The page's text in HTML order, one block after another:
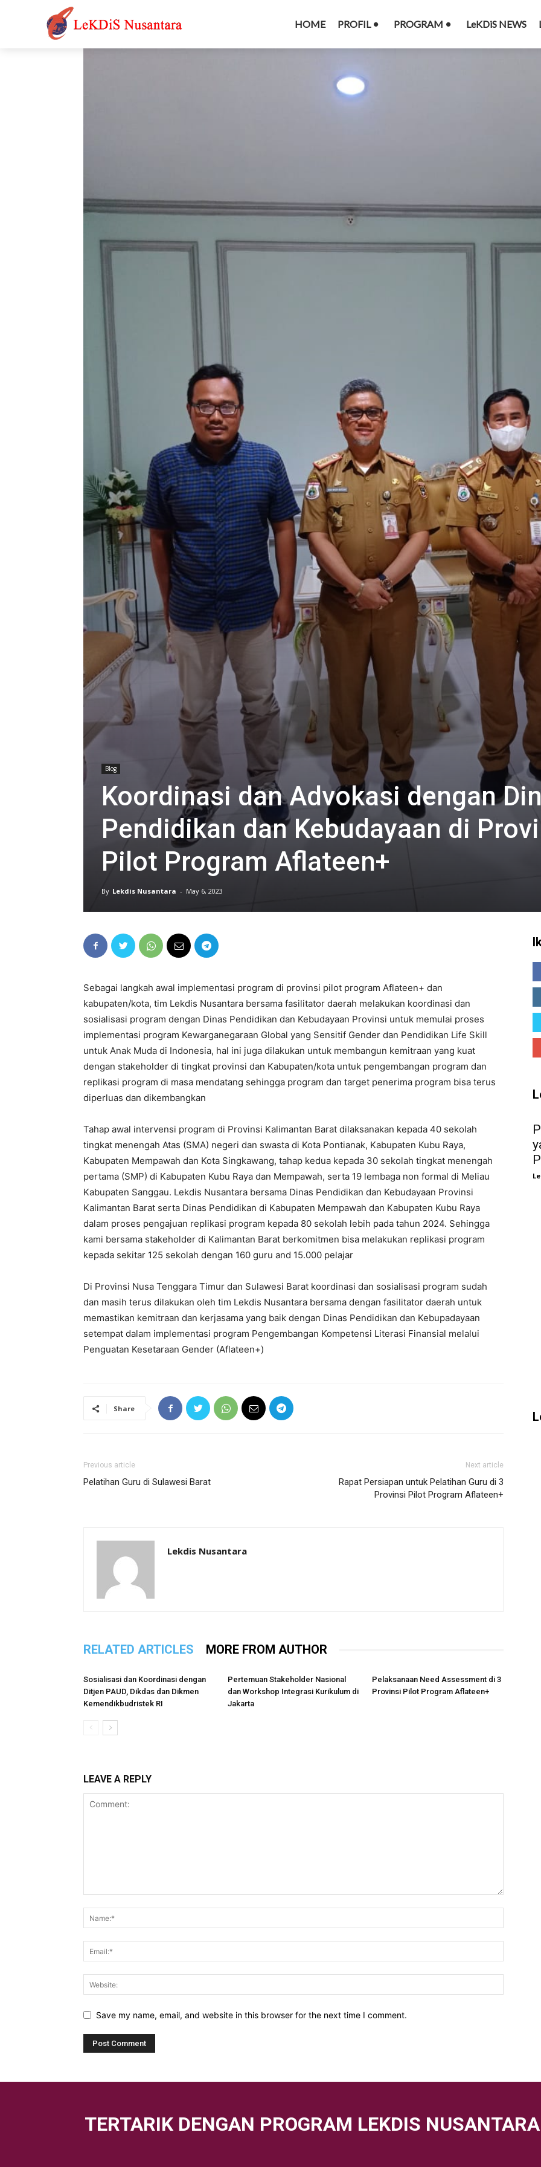
HOME PROFIL PROGRAM LeKDiS NEWS
Blog
Koordinasi dan Advokasi dengan
Pendidikan dan Kebudayaan di
Pilot Program Aflateen+
By Lekdis Nusantara - May 6, 2023
Sebagai langkah awal implementasi program di provinsi pilot program Aflateen+ dan
kabupaten/kota, tim Lekdis Nusantara bersama fasilitator daerah melakukan koordinasi dan
sosialisasi program dengan Dinas Pendidikan dan Kebudayaan Provinsi untuk memulai proses
implementasi program Kewarganegaraan Global yang Sensitif Gender dan Pendidikan Life Skill
untuk Anak Muda di Indonesia, hal ini juga dilakukan untuk membangun kemitraan yang kuat
dengan stakeholder di tingkat provinsi dan Kabupaten/kota untuk pengembangan program dan
replikasi program di masa mendatang sehingga program dan target penerima program bisa terus
diperluas dan dikembangkan
Tahap awal intervensi program di Provinsi Kalimantan Barat dilaksanakan kepada 40 sekolah
tingkat menengah Atas (SMA) negeri dan swasta di Kota Pontianak, Kabupaten Kubu Raya,
Kabupaten Mempawah dan Kota Singkawang, tahap kedua kepada 30 sekolah tingkat menengah
pertama (SMP) di Kabupaten Kubu Raya dan Mempawah, serta 19 lembaga non formal di Meliau
Kabupaten Sanggau. Lekdis Nusantara bersama Dinas Pendidikan dan Kebudayaan Provinsi
Kalimantan Barat serta Dinas Pendidikan di Kabupaten Mempawah dan Kabupaten Kubu Raya
dalam proses pengajuan replikasi program kepada 80 sekolah lebih pada tahun 2024. Sehingga
kami bersama stakeholder di Kalimantan Barat berkomitmen bisa melakukan replikasi program
kepada sekitar 125 sekolah dengan 160 guru and 15.000 pelajar
Di Provinsi Nusa Tenggara Timur dan Sulawesi Barat koordinasi dan sosialisasi program sudah
dan masih terus dilakukan oleh tim Lekdis Nusantara bersama dengan fasilitator daerah untuk
memastikan kemitraan dan kerjasama yang baik dengan Dinas Pendidikan dan Kebupadayaan
setempat dalam implementasi program Pengembangan Kompetensi Literasi Finansial melalui
Penguatan Kesetaraan Gender (Aflateen+)
Share
Previous article
Pelatihan Guru di Sulawesi Barat
Next article
Rapat Persiapan untuk Pelatihan Guru di 3
Provinsi Pilot Program Aflateen+
Lekdis Nusantara
RELATED ARTICLES MORE FROM AUTHOR
Sosialisasi dan Koordinasi dengan
Ditjen PAUD, Dikdas dan Dikmen
Kemendikbudristek RI
Pertemuan Stakeholder Nasional
dan Workshop Integrasi Kurikulum di
Jakarta
Pelaksanaan Need Assessment di 3
Provinsi Pilot Program Aflateen+
LEAVE A REPLY
Save my name, email, and website in this browser for the next time I comment.
TERTARIK DENGAN PROGRAM LEKDIS NUSANTARA